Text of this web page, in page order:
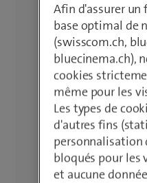
Afin d'assurer
base optimal de
(swisscom.ch,
bluecinema.ch),
cookies
même pour les
Les types de
d'autres fins
personnalisation
bloqués pour les
et aucune